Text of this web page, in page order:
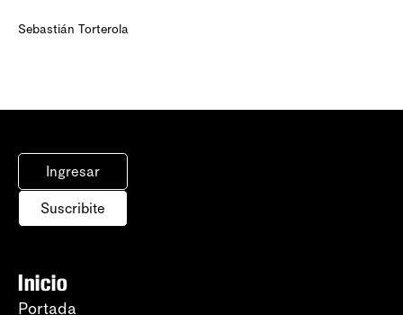
Sebastián Torterola
Ingresar
Suscribite
Inicio
Portada